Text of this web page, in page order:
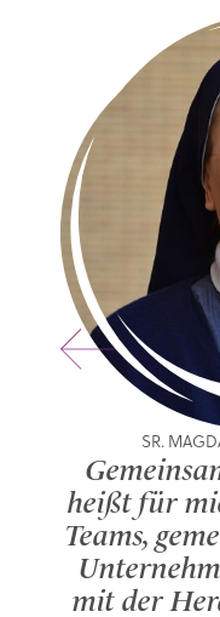
SR.
heißt für
Teams,
mit der